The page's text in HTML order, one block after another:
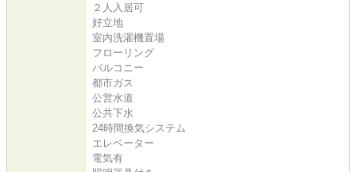
２人入居可
好立地
室内洗濯機置場
フローリング
バルコニー
都市ガス
公営水道
公共下水
24時間換気システム
エレベーター
電気有